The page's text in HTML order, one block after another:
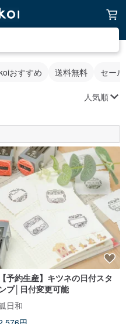
おすすめ 送料無料 セー
人気順
【予約生産】キツネの日付スタ
プ│日付変更可能
日和